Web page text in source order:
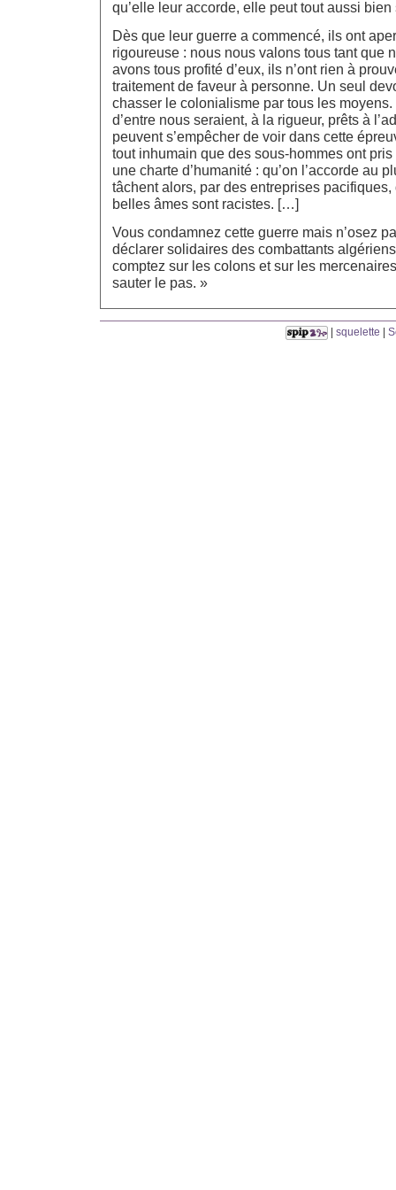
qu’elle leur accorde, elle peut tout aussi
Dès que leur guerre a commencé, ils ont
rigoureuse : nous nous valons tous tant que
avons tous profité d’eux, ils n’ont rien à
traitement de faveur à personne. Un seul
chasser le colonialisme par tous les
d’entre nous seraient, à la rigueur, prêts à
peuvent s’empêcher de voir dans cette
tout inhumain que des sous-hommes ont
une charte d’humanité : qu’on l’accorde au
tâchent alors, par des entreprises pacifiques,
belles âmes sont racistes. […]
Vous condamnez cette guerre mais n’osez
déclarer solidaires des combattants
comptez sur les colons et sur les
sauter le pas. »
| squelette |